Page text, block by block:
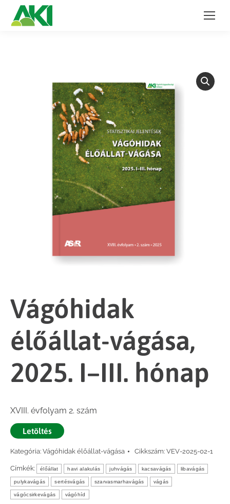
Vágóhidak
élőállat-vágása,
2025. I–III. hónap
XVIII. évfolyam 2. szám
Letöltés
Kategória: Vágóhidak élőállat-vágása Cikkszám: VEV-2025-02-1
Címkék: élőállat havi alakulás juhvágás kacsavágás libavágás
pulykavágás sertésvágás szarvasmarhavágás vágás
vágócsirkevágás vágóhíd